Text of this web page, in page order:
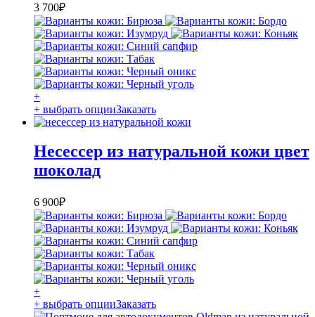
3 700₽
+
+ выбрать опцииЗаказать
Несессер из натуральной кожи цвет
шоколад
6 900₽
+
+ выбрать опцииЗаказать